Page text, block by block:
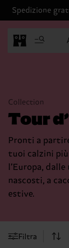
Spedizione
Collection
Tour
Pronti a
tuoi calzini
l’Europa,
nascosti, a
estive.
Filtra